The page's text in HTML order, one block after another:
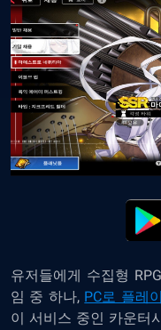
유저들에게 수집형
임 중 하나, PC로 플레
이 서비스 중인 카운터